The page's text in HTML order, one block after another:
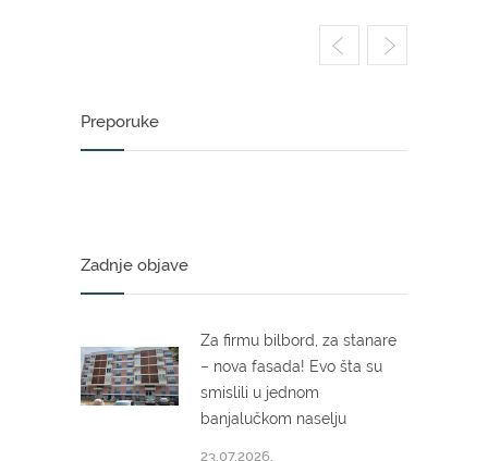
Preporuke
Zadnje objave
Za firmu bilbord, za stanare
– nova fasada! Evo šta su
smislili u jednom
banjalučkom naselju
23.07.2026.